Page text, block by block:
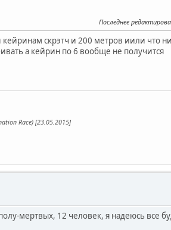
Последнее
скрэтч и 200 метров иили что
а кейрин по 6 вообще не получится
Race) [23.05.2015]
мертвых, 12 человек, я надеюсь все